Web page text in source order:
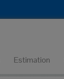
Estimation